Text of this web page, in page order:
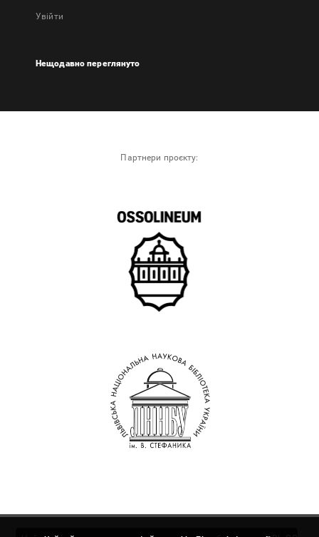
Увійти
Нещодавно переглянуто
Партнери проєкту: